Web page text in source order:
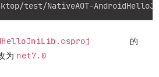
test/NativeAOT-
的
为 net7.0